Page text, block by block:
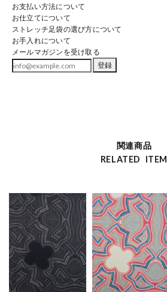
お支払い方法について
お仕立てについて
ストレッチ足袋の選び方について
お手入れについて
メールマガジンを受け取る
登録
関連商品
RELATED ITEM